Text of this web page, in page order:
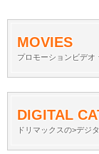
MOVIES
プロモーションビデオ
DIGITAL
ドリマックスの>デジ